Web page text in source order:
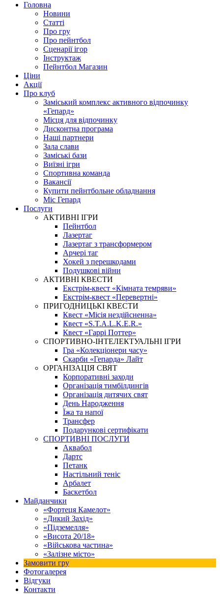
Головна
Новини
Статті
Про гру
Про пейнтбол
Сценарії ігор
Інструктаж
Пейнтбол Магазин
Ціни
Акції
Про клуб
Заміський комплекс активного відпочинку
«Гепард»
Місця для відпочинку
Дисконтна програма
Наші партнери
Зала слави
Заміські бази
Виїзні ігри
Спортивна команда
Вакансії
Купити пейнтбольне обладнання
Міс Гепард
Послуги
АКТИВНІ ІГРИ
Пейнтбол
Лазертаг
Лазертаг з трансформером
Арчері таг
Хокей з перешкодами
Подушкові війни
АКТИВНІ КВЕСТИ
Екстрім-квест «Кімната темряви»
Екстрім-квест «Перевертні»
ПРИГОДНИЦЬКІ КВЕСТИ
Квест «Місія нездійсненна»
Квест «S.T.A.L.K.E.R.»
Квест «Гаррі Поттер»
СПОРТИВНО-ІНТЕЛЕКТУАЛЬНІ ІГРИ
Гра «Колекціонери часу»
Скарби «Гепарда» Лайт
ОРГАНІЗАЦІЯ СВЯТ
Корпоративні заходи
Організація тимбілдингів
Організація дитячих свят
День Народження
Їжа та напої
Трансфер
Подарункові сертифікати
СПОРТИВНІ ПОСЛУГИ
Аквабол
Дартс
Петанк
Настільний теніс
Арбалет
Баскетбол
Майданчики
«Фортеця Камелот»
«Дикий Захід»
«Підземелля»
«Висота 20/18»
«Військова частина»
«Залізне місто»
Замовити гру
Фотогалерея
Відгуки
Контакти